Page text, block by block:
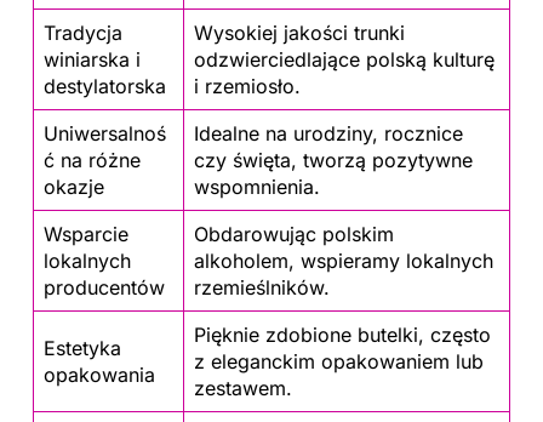
Tradycja
winiarska i
destylatorska
Wysokiej jakości trunki
odzwierciedlające polską kulturę
i rzemiosło.
Uniwersalnoś
ć na różne
okazje
Idealne na urodziny, rocznice
czy święta, tworzą pozytywne
wspomnienia.
Wsparcie
lokalnych
producentów
Obdarowując polskim
alkoholem, wspieramy lokalnych
rzemieślników.
Estetyka
opakowania
Pięknie zdobione butelki, często
z eleganckim opakowaniem lub
zestawem.